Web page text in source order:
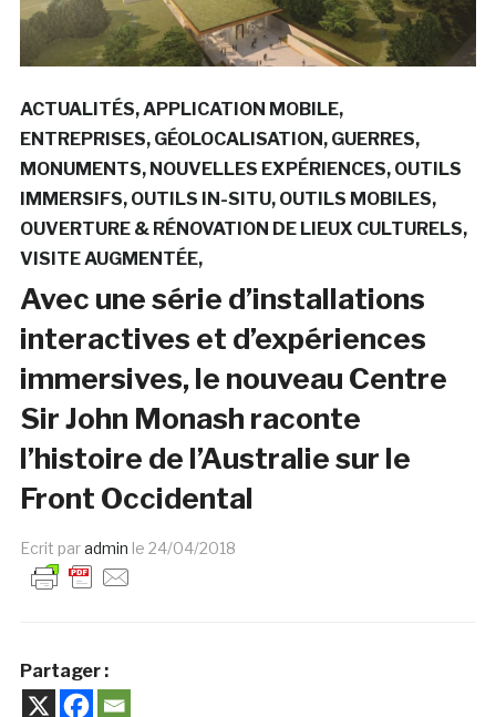
ACTUALITÉS APPLICATION MOBILE
ENTREPRISES GÉOLOCALISATION GUERRES
MONUMENTS NOUVELLES EXPÉRIENCES OUTILS
IMMERSIFS OUTILS IN-SITU OUTILS MOBILES
OUVERTURE & RÉNOVATION DE LIEUX CULTURELS
VISITE AUGMENTÉE
Avec une série d’installations
interactives et d’expériences
immersives, le nouveau Centre
Sir John Monash raconte
l’histoire de l’Australie sur le
Front Occidental
Ecrit paradmin le 24/04/2018
Partager :